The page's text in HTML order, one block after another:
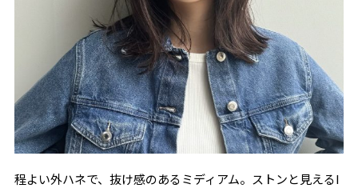
程よい外ハネで、抜け感のあるミディアム。ストンと見えるI